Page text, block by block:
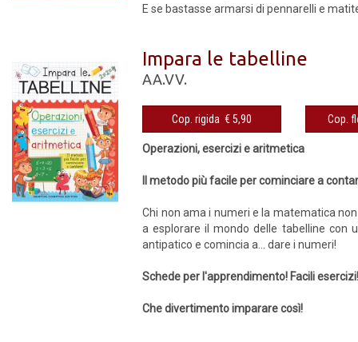
E se bastasse armarsi di pennarelli e
Impara le tabelline
AA.VV.
Cop. rigida € 5,90
Operazioni, esercizi e aritmetica
Il metodo più facile per cominciare a
Chi non ama i numeri e la matematica
a esplorare il mondo delle tabelline con
antipatico e comincia a... dare i numeri!
Schede per l'apprendimento! Facili
Che divertimento imparare così!